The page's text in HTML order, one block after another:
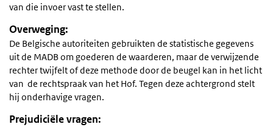
van die invoer vast te stellen.
Overweging:
De Belgische autoriteiten gebruikten de statistische gegevens
uit de MADB om goederen de waarderen, maar de verwijzende
rechter twijfelt of deze methode door de beugel kan in het licht
van de rechtspraak van het Hof. Tegen deze achtergrond stelt
hij onderhavige vragen.
Prejudiciële vragen: